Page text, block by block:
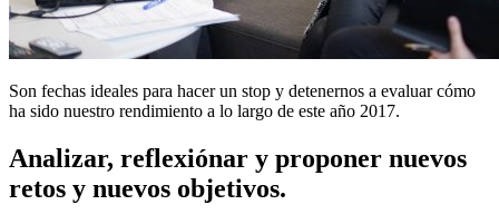
Son fechas ideales para hacer un stop y detenernos a evaluar cómo
ha sido nuestro rendimiento a lo largo de este año 2017.
Analizar, reflexiónar y proponer nuevos
retos y nuevos objetivos.